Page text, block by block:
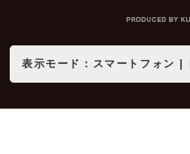
表示モード： スマートフォン